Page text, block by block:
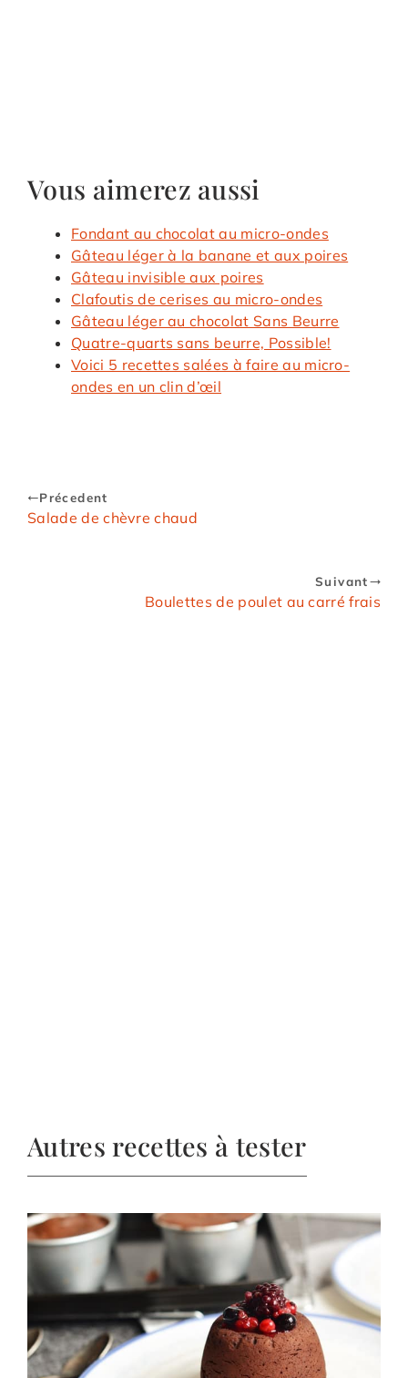
Vous aimerez aussi
Fondant au chocolat au micro-ondes
Gâteau léger à la banane et aux poires
Gâteau invisible aux poires
Clafoutis de cerises au micro-ondes
Gâteau léger au chocolat Sans Beurre
Quatre-quarts sans beurre, Possible!
Voici 5 recettes salées à faire au micro-
ondes en un clin d’œil
Précedent
Salade de chèvre chaud
Suivant
Boulettes de poulet au carré frais
Autres recettes à tester